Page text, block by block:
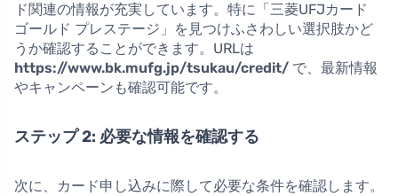
ド関連の情報が充実しています。特に「三菱UFJカード
ゴールド プレステージ」を見つけふさわしい選択肢かど
うか確認することができます。URLは
https://www.bk.mufg.jp/tsukau/credit/ で、最新情報
やキャンペーンも確認可能です。
ステップ 2: 必要な情報を確認する
次に、カード申し込みに際して必要な条件を確認します。